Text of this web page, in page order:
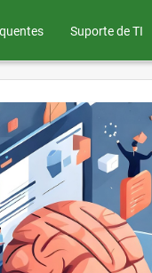
Suporte de TI